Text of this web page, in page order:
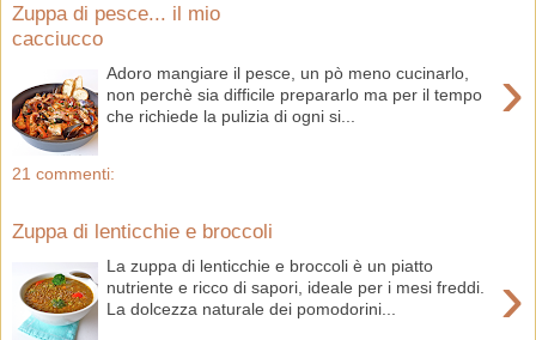
Zuppa di pesce... il mio
cacciucco
›
Adoro mangiare il pesce, un pò meno cucinarlo,
non perchè sia difficile prepararlo ma per il tempo
che richiede la pulizia di ogni si...
21 commenti:
Zuppa di lenticchie e broccoli
›
La zuppa di lenticchie e broccoli è un piatto
nutriente e ricco di sapori, ideale per i mesi freddi.
La dolcezza naturale dei pomodorini...